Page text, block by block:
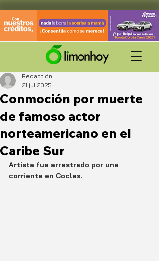
Conmoción por muerte
de famoso actor
norteamericano en el
Caribe Sur
Redacción
21 jul 2025
Artista fue arrastrado por una
corriente en Cocles.